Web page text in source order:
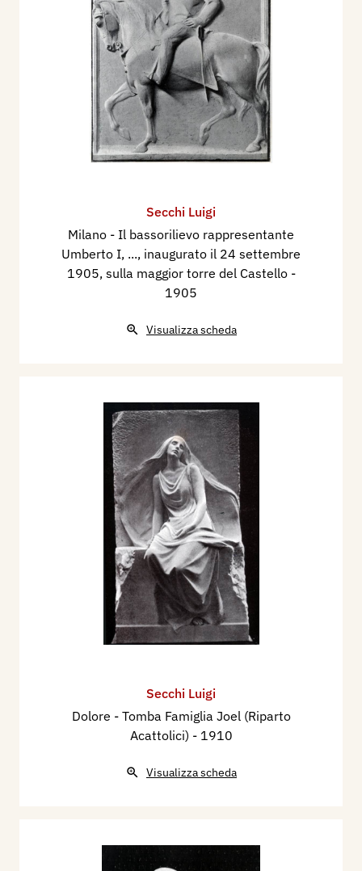
Secchi Luigi
Milano - Il bassorilievo rappresentante
Umberto I, ..., inaugurato il 24 settembre
1905, sulla maggior torre del Castello -
1905
Visualizza scheda
Secchi Luigi
Dolore - Tomba Famiglia Joel (Riparto
Acattolici) - 1910
Visualizza scheda